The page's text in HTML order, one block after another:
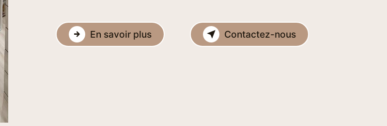
En savoir plus Contactez-nous